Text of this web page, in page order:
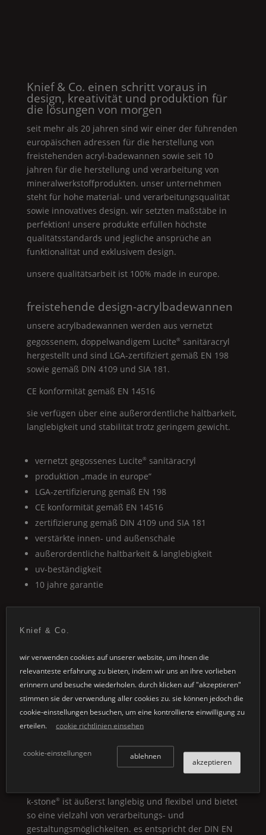
Knief & Co. einen schritt voraus in
design, kreativität und produktion für
die lösungen von morgen
seit mehr als 20 jahren sind wir einer der führenden
europäischen adressen für die herstellung von
freistehenden acryl-badewannen sowie seit 10
jahren für die herstellung und verarbeitung von
mineralwerkstoffprodukten. unser unternehmen
steht für hohe material- und verarbeitungsqualität
sowie innovatives design. wir setzten maßstäbe in
perfektion! unsere produkte erfüllen höchste
qualitätsstandards und jegliche ansprüche an
funktionalität und exklusivem design.
unsere qualitätsarbeit ist 100% made in europe.
freistehende design-acrylbadewannen
unsere acrylbadewannen werden aus vernetzt
gegossenem, doppelwandigem Lucite® sanitäracryl
hergestellt und sind LGA-zertifiziert gemäß EN 198
sowie gemäß DIN 4109 und SIA181.
CE konformität gemäß EN 14516
sie verfügen über eine außerordentliche haltbarkeit,
langlebigkeit und stabilität trotz geringem gewicht.
vernetzt gegossenes Lucite® sanitäracryl
produktion „made in europe“
LGA-zertifizierung gemäß EN 198
CE konformität gemäß EN 14516
zertifizierung gemäß DIN 4109 und SIA181
verstärkte innen- und außenschale
außerordentliche haltbarkeit & langlebigkeit
uv-beständigkeit
10 jahre garantie
k i stone
lässt sich nahezu grenzenlos verarbeiten und bietet
unendlichen raum für ausgefallene ideen. seine
einzigartige rezeptur verleiht k-stone eine
außergewöhnlich einmalige haptik! der dadurch
oberfläche machen das produkt unverwechselbar
und zum unikat im bereich des hochwertigen
k-stone®ist äußerst langlebig und flexibel und bietet
so eine vielzahl von verarbeitungs- und
gestaltungsmöglichkeiten. es entspricht der DIN EN
Knief & Co.
wir verwenden cookies auf unserer website, um ihnen die
relevanteste erfahrung zu bieten, indem wir uns an ihre vorlieben
erinnern und besuche wiederholen. durch klicken auf "akzeptieren"
stimmen sie der verwendung aller cookies zu. sie können jedoch die
cookie-einstellungen besuchen, um eine kontrollierte einwilligung zu
erteilen.
cookie richtlinien einsehen
cookie-einstellungen
akzeptieren
ablehnen